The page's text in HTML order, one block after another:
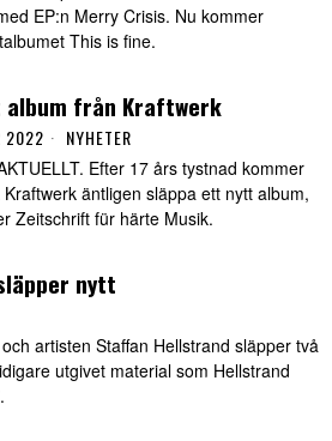
EP:n Merry Crisis. Nu kommer
This is fine.
album från Kraftwerk
2022 NYHETER
Efter 17 års tystnad kommer
Kraftwerk äntligen släppa ett nytt album,
Zeitschrift für härte Musik.
nytt
artisten Staffan Hellstrand släpper två
utgivet material som Hellstrand